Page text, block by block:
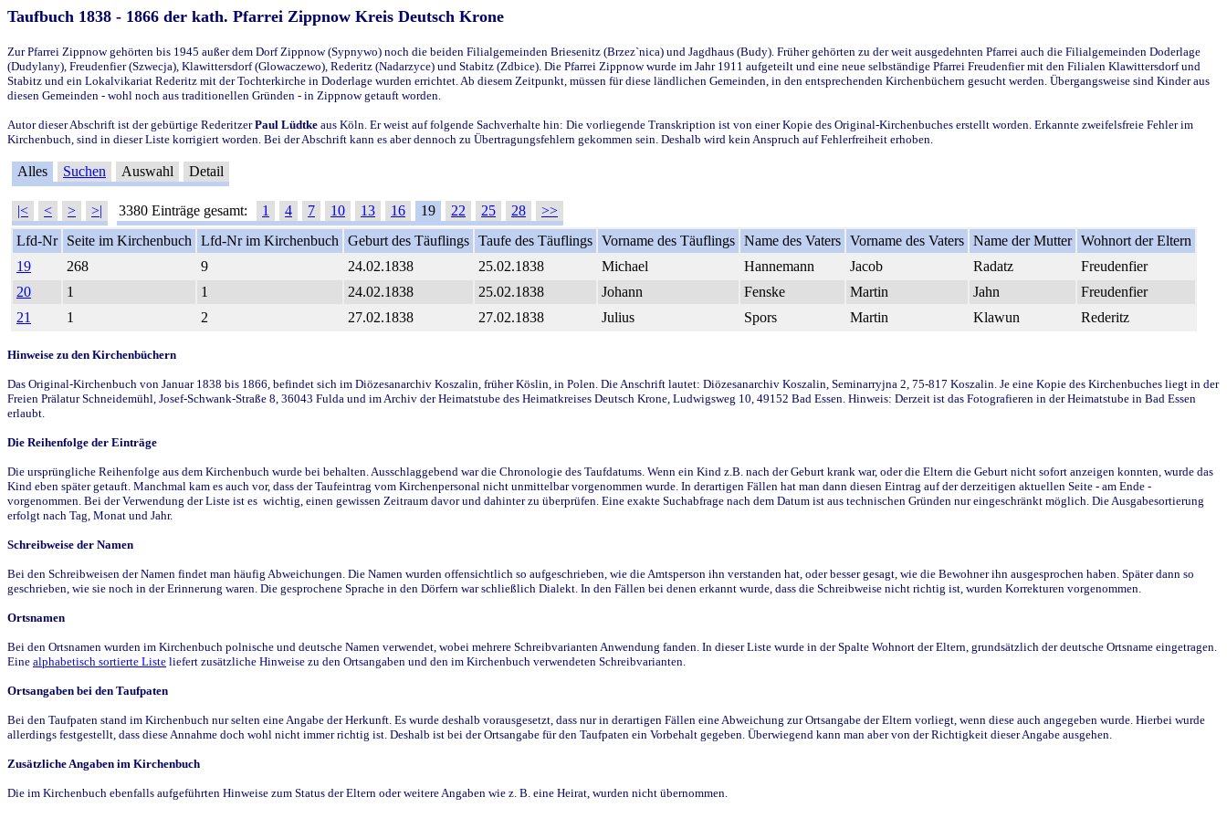
Taufbuch 1838 - 1866 der kath. Pfarrei Zippnow Kreis Deutsch Krone
Zur Pfarrei Zippnow gehörten bis 1945 außer dem Dorf Zippnow (Sypnywo) noch die beiden Filialgemeinden Briesenitz (Brzez`nica) und Jagdhaus (Budy). Früher gehörten zu der weit ausgedehnten Pfarrei auch die Filialgemeinden Doderlage
(Dudylany), Freudenfier (Szwecja), Klawittersdorf (Glowaczewo), Rederitz (Nadarzyce) und Stabitz (Zdbice). Die Pfarrei Zippnow wurde im Jahr 1911 aufgeteilt und eine neue selbständige Pfarrei Freudenfier mit den Filialen Klawittersdorf und
Stabitz und ein Lokalvikariat Rederitz mit der Tochterkirche in Doderlage wurden errichtet. Ab diesem Zeitpunkt, müssen für diese ländlichen Gemeinden, in den entsprechenden Kirchenbüchern gesucht werden. Übergangsweise sind Kinder aus
diesen Gemeinden - wohl noch aus traditionellen Gründen - in Zippnow getauft worden.
Autor dieser Abschrift ist der gebürtige RederitzerPaul Lüdtke aus Köln. Er weist auf folgende Sachverhalte hin: Die vorliegende Transkription ist von einer Kopie des Original-Kirchenbuches erstellt worden. Erkannte zweifelsfreie Fehler im
Kirchenbuch, sind in dieser Liste korrigiert worden. Bei der Abschrift kann es aber dennoch zu Übertragungsfehlern gekommen sein. Deshalb wird kein Anspruch auf Fehlerfreiheit erhoben.
Alles Suchen Auswahl Detail
|< < > >| 3380 Einträge gesamt: 1 4 7 10 13 16 19 22 25 28
>>
Lfd-Nr
Seite im Kirchenbuch Lfd-Nr im Kirchenbuch Geburt des Täuflings Taufe des Täuflings Vorname des Täuflings Name des Vaters Vorname des Vaters Name der Mutter Wohnort der Eltern
19
268 9 24.02.1838 25.02.1838 Michael Hannemann Jacob Radatz
Freudenfier
20
1 1 24.02.1838 25.02.1838 Johann Fenske Martin Jahn
Freudenfier
21
1 2 27.02.1838 27.02.1838 Julius Spors Martin Klawun Rederitz
Hinweise zu den Kirchenbüchern
Das Original-Kirchenbuch von Januar 1838 bis 1866, befindet sich im Diözesanarchiv Koszalin, früher Köslin, in Polen. Die Anschrift lautet: Diözesanarchiv Koszalin, Seminarryjna 2, 75-817 Koszalin. Je eine Kopie des Kirchenbuches liegt in der
Freien Prälatur Schneidemühl, Josef-Schwank-Straße 8, 36043 Fulda und im Archiv der Heimatstube des Heimatkreises Deutsch Krone, Ludwigsweg 10, 49152 Bad Essen. Hinweis: Derzeit ist das Fotografieren in der Heimatstube in Bad Essen
erlaubt.
Die Reihenfolge der Einträge
Die ursprüngliche Reihenfolge aus dem Kirchenbuch wurde bei behalten. Ausschlaggebend war die Chronologie des Taufdatums. Wenn ein Kind z.B. nach der Geburt krank war, oder die Eltern die Geburt nicht sofort anzeigen konnten, wurde das
Kind eben später getauft. Manchmal kam es auch vor, dass der Taufeintrag vom Kirchenpersonal nicht unmittelbar vorgenommen wurde. In derartigen Fällen hat man dann diesen Eintrag auf der derzeitigen aktuellen Seite - am Ende -
vorgenommen. Bei der Verwendung der Liste ist es wichtig, einen gewissen Zeitraum davor und dahinter zu überprüfen. Eine exakte Suchabfrage nach dem Datum ist aus technischen Gründen nur eingeschränkt möglich. Die Ausgabesortierung
erfolgt nach Tag, Monat und Jahr.
Schreibweise der Namen
Bei den Schreibweisen der Namen findet man häufig Abweichungen. Die Namen wurden offensichtlich so aufgeschrieben, wie die Amtsperson ihn verstanden hat, oder besser gesagt, wie die Bewohner ihn ausgesprochen haben. Später dann so
geschrieben, wie sie noch in der Erinnerung waren. Die gesprochene Sprache in den Dörfern war schließlich Dialekt. In den Fällen bei denen erkannt wurde, dass die Schreibweise nicht richtig ist, wurden Korrekturen vorgenommen.
Ortsnamen
Bei den Ortsnamen wurden im Kirchenbuch polnische und deutsche Namen verwendet, wobei mehrere Schreibvarianten Anwendung fanden. In dieser Liste wurde in der Spalte Wohnort der Eltern, grundsätzlich der deutsche Ortsname eingetragen.
Eine alphabetisch sortierte Liste liefert zusätzliche Hinweise zu den Ortsangaben und den im Kirchenbuch verwendeten Schreibvarianten.
Ortsangaben bei den Taufpaten
Bei den Taufpaten stand im Kirchenbuch nur selten eine Angabe der Herkunft. Es wurde deshalb vorausgesetzt, dass nur in derartigen Fällen eine Abweichung zur Ortsangabe der Eltern vorliegt, wenn diese auch angegeben wurde. Hierbei wurde
allerdings festgestellt, dass diese Annahme doch wohl nicht immer richtig ist. Deshalb ist bei der Ortsangabe für den Taufpaten ein Vorbehalt gegeben. Überwiegend kann man aber von der Richtigkeit dieser Angabe ausgehen.
Zusätzliche Angaben im Kirchenbuch
Die im Kirchenbuch ebenfalls aufgeführten Hinweise zum Status der Eltern oder weitere Angaben wie z. B. eine Heirat, wurden nicht übernommen.